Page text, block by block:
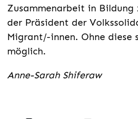
Zusammenarbeit in
der Präsident der
Migrant/-innen. Ohne
möglich.
Anne-Sarah Shiferaw